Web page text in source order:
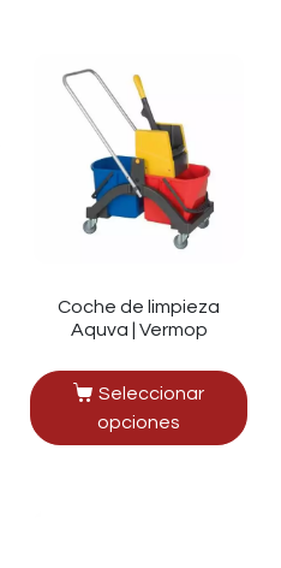
Coche de limpieza
Aquva | Vermop
Seleccionar
opciones